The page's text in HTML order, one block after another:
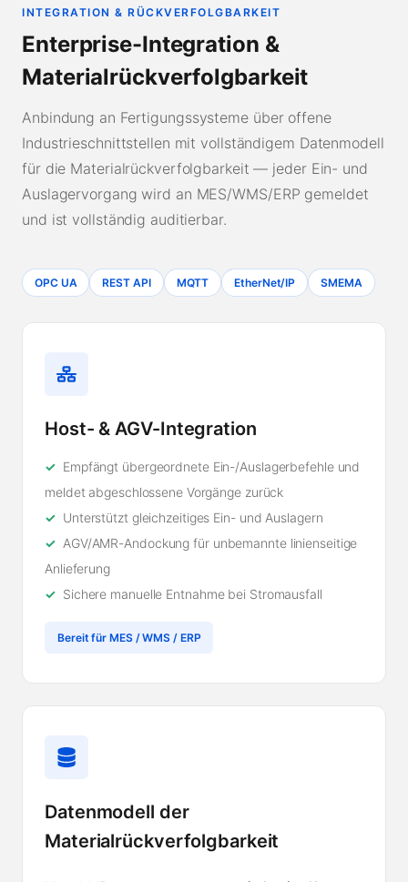
INTEGRATION & RÜCKVERFOLGBARKEIT
Enterprise-Integration &
Materialrückverfolgbarkeit
Anbindung an Fertigungssysteme über offene
Industrieschnittstellen mit vollständigem Datenmodell
für die Materialrückverfolgbarkeit — jeder Ein- und
Auslagervorgang wird an MES/WMS/ERP gemeldet
und ist vollständig auditierbar.
OPC UA REST API MQTT EtherNet/IP SMEMA
Host- & AGV-Integration
Empfängt übergeordnete Ein-/Auslagerbefehle und
meldet abgeschlossene Vorgänge zurück
Unterstützt gleichzeitiges Ein- und Auslagern
AGV/AMR-Andockung für unbemannte linienseitige
Anlieferung
Sichere manuelle Entnahme bei Stromausfall
Bereit für MES / WMS / ERP
Datenmodell der
Materialrückverfolgbarkeit